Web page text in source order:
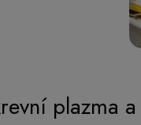
plazma